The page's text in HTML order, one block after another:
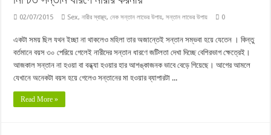
02/07/2015 Sex,নারীর স্বাস্থ্য,নেক সন্তান লাভের উপায়,সন্তান লাভের উপায় 0
একটা সময় ছিল যথন ইচ্ছা না থাকলেও মহিলা তার অজান্তেই সন্তান সম্ভবা হয়ে যেতেন । কিন্তু
বর্তমানে বয়স ৩০ পেরিয়ে গেলেই নারীদের সন্তান ধারণে জটিলতা দেখা দিচ্ছে বেশিরভাগ ক্ষেত্রেই।
আজকাল সন্তান না হওয়া বা বন্ধ্যা হওয়ার হার আশঙ্কাজনক ভাবে বেড়ে গিয়েছে। আগের আমলে
যেখানে অনেকটা বয়স হয়ে গেলেও সন্তানের মা হওয়ার ব্যাপারটা ...
Read More »